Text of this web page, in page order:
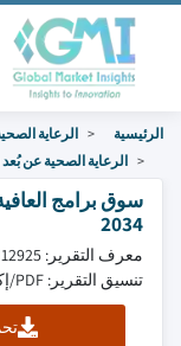
الرئيسية الرعاية
الرعاية الصحية عن
2034
معرف التقرير: GMI12925
تنسيق التقرير: PDF/إكسل/لوحة التحكم/منصة